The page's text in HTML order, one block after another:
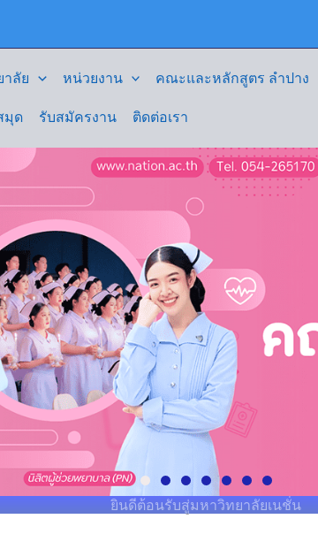
ลัย หน่วยงาน คณะและหลักสูตร ลำปาง
มุด รับสมัครงาน ติดต่อเรา
ยินดีต้อนรับสู่มหาวิทยาลัยเนชั่น